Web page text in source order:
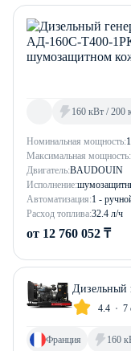
Номинальная мощность:
Максимальная мощность:
Двигатель:BAUDOUIN
Исполнение:
Автоматизация:1 -
Расход топлива:32.4 л/ч
160 кВт / 200
от 12 760 052 ₸
Дизельный
4.4 7
Франция 160